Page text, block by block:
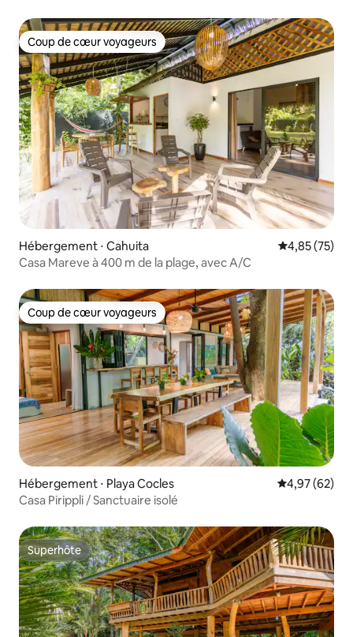
Coup de cœur voyageurs
Coup de cœur voyageurs
Hébergement ⋅ Cahuita Évaluation
4,85 (75)
Casa Mareve à 400 m de la plage, avec A/C
Coup de cœur voyageurs
Coup de cœur voyageurs
Hébergement ⋅ Playa Cocles Évaluation
4,97 (62)
Casa Pirippli / Sanctuaire isolé
Superhôte
Superhôte